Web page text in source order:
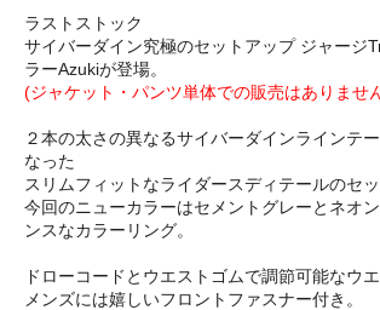
ラストストック
サイバーダイン究極のセットアップ ジャージ
ラーAzukiが登場。
(ジャケット・パンツ単体での販売はありませ
２本の太さの異なるサイバーダインラインテ
なった
スリムフィットなライダースディテールのセッ
今回のニューカラーはセメントグレーとネオ
ンスなカラーリング。
ドローコードとウエストゴムで調節可能なウ
メンズには嬉しいフロントファスナー付き。